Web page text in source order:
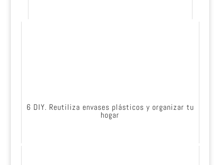
6 DIY. Reutiliza envases plásticos y organizar tu
hogar